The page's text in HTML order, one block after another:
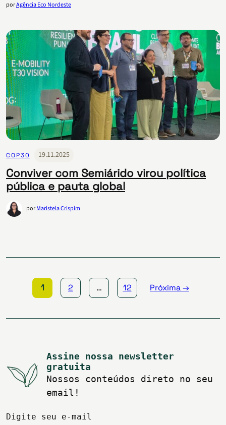
porAgência Eco Nordeste
COP30 19.11.2025
Conviver com Semiárido virou política
pública e pauta global
porMaristela Crispim
de
1 2 … 12 Próxima →
Assine nossa newsletter
gratuita
Nossos conteúdos direto no seu
email!
Digite seu e-mail